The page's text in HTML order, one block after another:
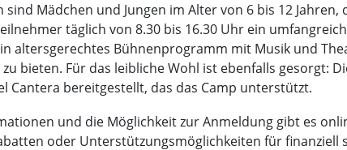
sind Mädchen und Jungen im Alter von 6 bis 12
täglich von 8.30 bis 16.30 Uhr ein
altersgerechtes Bühnenprogramm mit Musik und
bieten. Für das leibliche Wohl ist ebenfalls gesorgt:
Cantera bereitgestellt, das das Camp unterstützt.
und die Möglichkeit zur Anmeldung gibt es
oder Unterstützungsmöglichkeiten für finanziell